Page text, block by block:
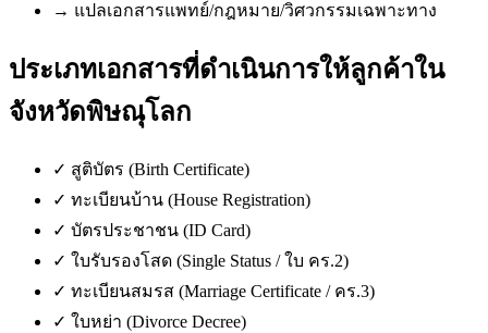
→ แปลเอกสารแพทย์/กฎหมาย/วิศวกรรมเฉพาะทาง
ประเภทเอกสารที่ดำเนินการให้ลูกค้าใน
จังหวัดพิษณุโลก
✓ สูติบัตร (Birth Certificate)
✓ ทะเบียนบ้าน (House Registration)
✓ บัตรประชาชน (ID Card)
✓ ใบรับรองโสด (Single Status / ใบ คร.2)
✓ ทะเบียนสมรส (Marriage Certificate / คร.3)
✓ ใบหย่า (Divorce Decree)